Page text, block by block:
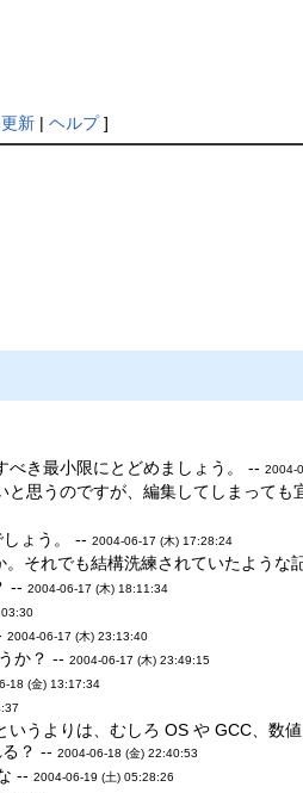
新| ヘルプ]
べき最小限にとどめましょう。 -- 2004-
思うのですが、編集してしまっても
ょう。 -- 2004-06-17 (木) 17:28:24
それでも結構洗練されていたような
-- 2004-06-17 (木) 18:11:34
2004-06-17 (木) 23:13:40
か？ -- 2004-06-17 (木) 23:49:15
18 (金) 13:17:34
うよりは、むしろ OS や GCC、数
？ -- 2004-06-18 (金) 22:40:53
-- 2004-06-19 (土) 05:28:26